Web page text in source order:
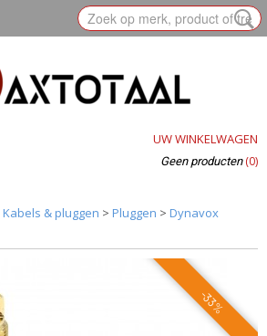
UW WINKELWAGEN
Geen producten (0)
Kabels & pluggen > Pluggen > Dynavox
-33%